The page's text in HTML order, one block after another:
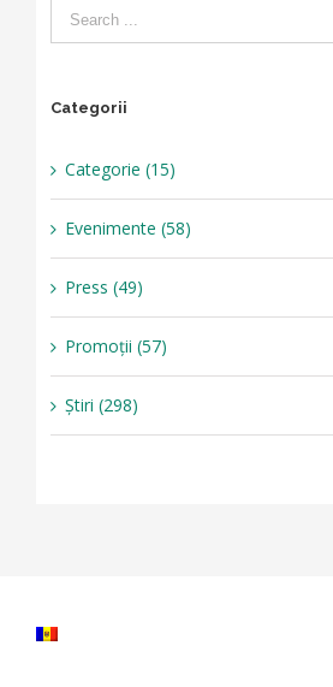
Categorii
Categorie (15)
Evenimente (58)
Press (49)
Promoții (57)
Știri (298)